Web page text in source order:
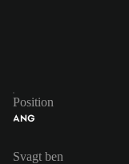
Position
ANG
Svagt ben